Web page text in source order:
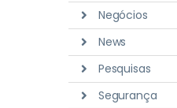
Negócios
News
Pesquisas
Segurança